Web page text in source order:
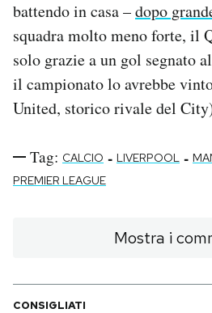
battendo in casa –dopo
squadra molto meno forte, il
solo grazie a un gol segnato
il campionato lo avrebbe
United, storico rivale del
Tag: CALCIO - LIVERPOOL -
PREMIER LEAGUE
Mostra i
CONSIGLIATI